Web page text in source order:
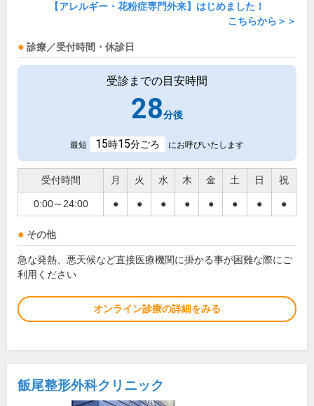
【アレルギー・花粉症専門外来】はじめました！
こちらから＞＞
診療／受付時間・休診日
受診までの目安時間
28分後
最短 15時15分ごろ にお呼びいたします
受付時間 月 火 水 木 金 土 日 祝
0:00～24:00 ● ● ● ● ● ● ● ●
その他
急な発熱、悪天候など直接医療機関に掛かる事が困難な際にご
利用ください
オンライン診療の詳細をみる
飯尾整形外科クリニック